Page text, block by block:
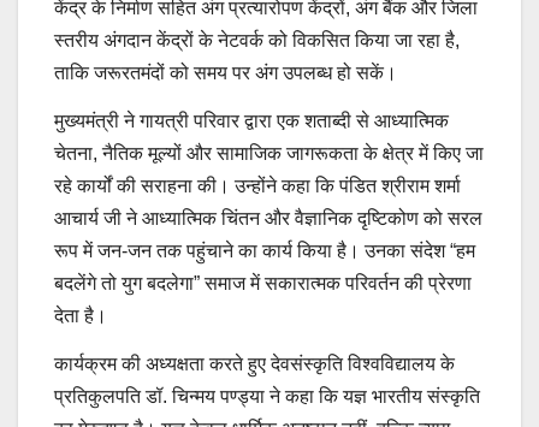
केंद्र के निर्माण सहित अंग प्रत्यारोपण केंद्रों, अंग बैंक और जिला
स्तरीय अंगदान केंद्रों के नेटवर्क को विकसित किया जा रहा है,
ताकि जरूरतमंदों को समय पर अंग उपलब्ध हो सकें।
मुख्यमंत्री ने गायत्री परिवार द्वारा एक शताब्दी से आध्यात्मिक
चेतना, नैतिक मूल्यों और सामाजिक जागरूकता के क्षेत्र में किए जा
रहे कार्यों की सराहना की। उन्होंने कहा कि पंडित श्रीराम शर्मा
आचार्य जी ने आध्यात्मिक चिंतन और वैज्ञानिक दृष्टिकोण को सरल
रूप में जन-जन तक पहुंचाने का कार्य किया है। उनका संदेश “हम
बदलेंगे तो युग बदलेगा” समाज में सकारात्मक परिवर्तन की प्रेरणा
देता है।
कार्यक्रम की अध्यक्षता करते हुए देवसंस्कृति विश्वविद्यालय के
प्रतिकुलपति डॉ. चिन्मय पण्ड्या ने कहा कि यज्ञ भारतीय संस्कृति